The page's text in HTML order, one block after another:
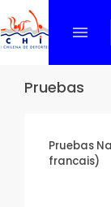
menu
Pruebas
Pruebas
francais)